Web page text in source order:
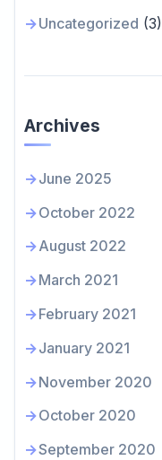
Uncategorized (3)
Archives
June 2025
October 2022
August 2022
March 2021
February 2021
January 2021
November 2020
October 2020
September 2020